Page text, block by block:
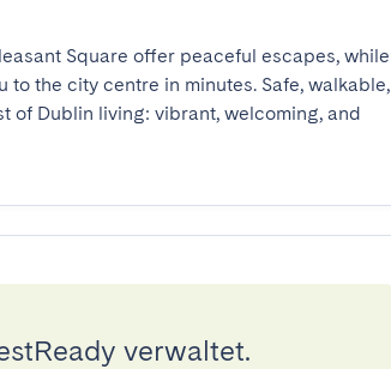
Square offer peaceful escapes, while
the city centre in minutes. Safe, walkable,
of Dublin living: vibrant, welcoming, and
verwaltet.